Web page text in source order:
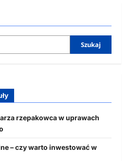
Szukaj
rzepakowca w uprawach
– czy warto inwestować w